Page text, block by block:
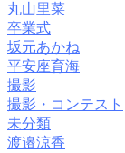
丸山里菜
卒業式
坂元あかね
平安座育海
撮影
撮影・コンテスト
未分類
渡邉涼香